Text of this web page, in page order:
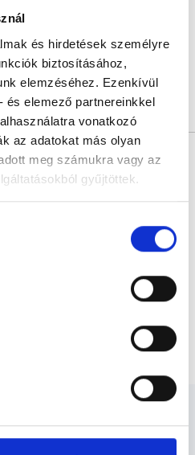
és hirdetések személyre
biztosításához,
elemzéséhez. Ezenkívül
és elemező partnereinkkel
vonatkozó
az adatokat más olyan
meg számukra vagy az
gyűjtöttek.
info/foglaljorvost-
nincs szabad időpont!
időpont Profil
orvosi oklevéllel rendelkező
szakképesítés
vesz részt. Ezen orvosok által
tevékenységért teljes
felügyeli az egészségügyi
feladatokat. A foglaljorvost.hu
bármely szakorvos
3 körömszél